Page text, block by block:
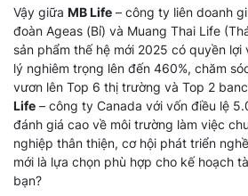
Vậy giữa MB Life – công ty liên doanh
đoàn Ageas (Bỉ) và Muang Thai Life
sản phẩm thế hệ mới 2025 có quyền
lý nghiêm trọng lên đến 460%, chăm
vươn lên Top 6 thị trường và Top 2
Life – công ty Canada với vốn điều lệ
đánh giá cao về môi trường làm việc
nghiệp thân thiện, cơ hội phát triển
mới là lựa chọn phù hợp cho kế hoạch
bạn?